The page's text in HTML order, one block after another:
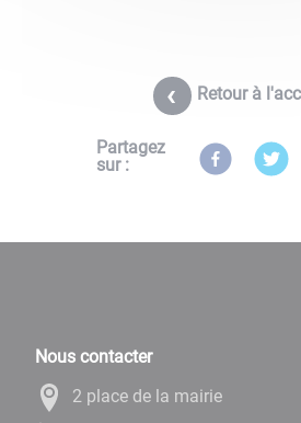
Retour à
Partagez
sur :
Nous contacter
2 place de la mairie